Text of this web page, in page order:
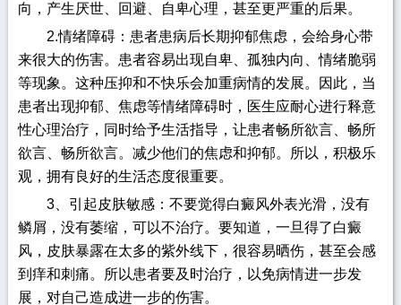
向，产生厌世、回避、自卑心理，甚至更严重的后果。
2.情绪障碍：患者患病后长期抑郁焦虑，会给身心带
来很大的伤害。患者容易出现自卑、孤独内向、情绪脆弱
等现象。这种压抑和不快乐会加重病情的发展。因此，当
患者出现抑郁、焦虑等情绪障碍时，医生应耐心进行释意
性心理治疗，同时给予生活指导，让患者畅所欲言、畅所
欲言、畅所欲言。减少他们的焦虑和抑郁。所以，积极乐
观，拥有良好的生活态度很重要。
3、引起皮肤敏感：不要觉得白癜风外表光滑，没有
鳞屑，没有萎缩，可以不治疗。要知道，一旦得了白癜
风，皮肤暴露在太多的紫外线下，很容易晒伤，甚至会感
到痒和刺痛。所以患者要及时治疗，以免病情进一步发
展，对自己造成进一步的伤害。